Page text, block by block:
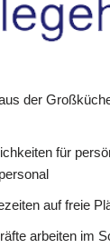
der
für
auf freie
arbeiten im